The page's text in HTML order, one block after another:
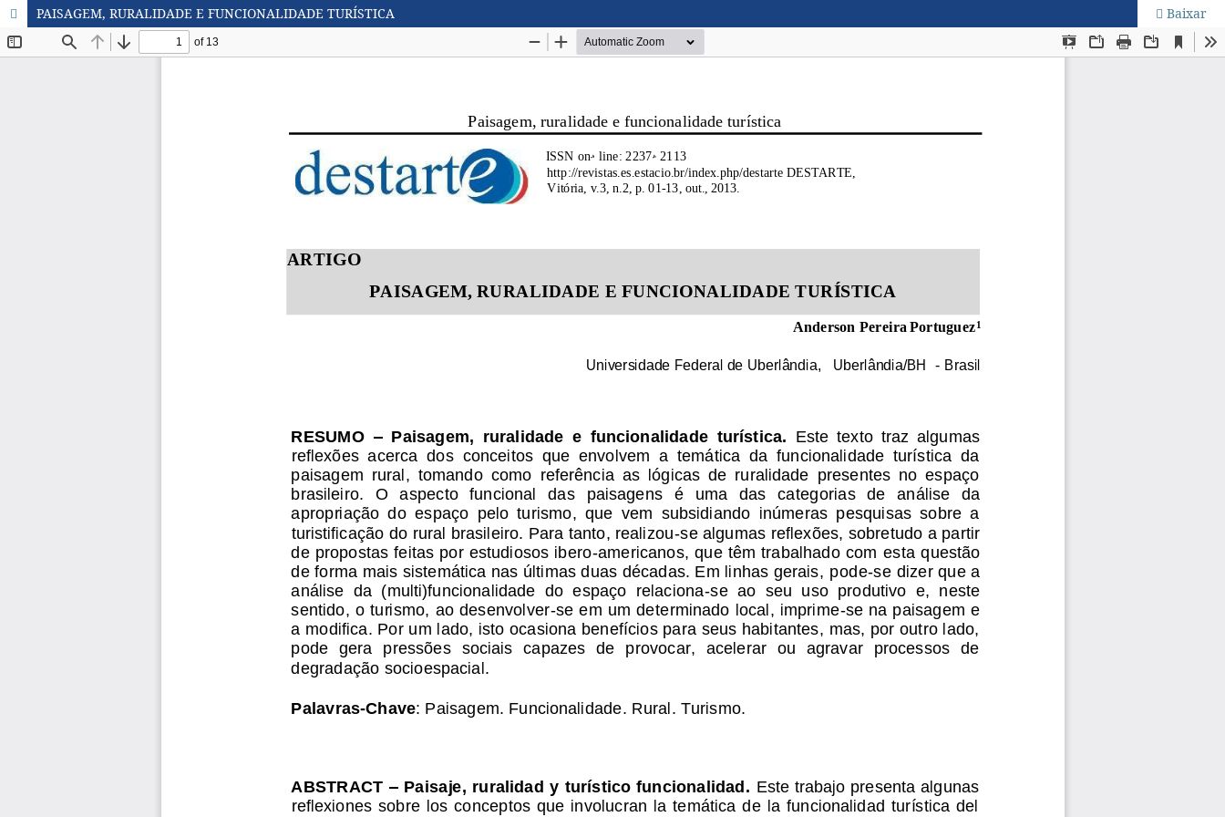
PAISAGEM, RURALIDADE E FUNCIONALIDADE TURÍSTICA Baixar